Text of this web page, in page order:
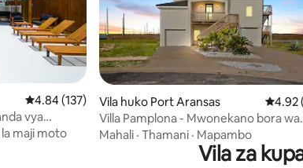
Ukadiriaji wa wastani wa 4.84 kati ya 5, tathmini 137
4.84 (137)
vya
la maji moto
Vila huko Port Aransas
4.92
Villa Pamplona - Mwonekano bora wa
Ghuba na Ziwa la Kibinafsi
Mahali · Thamani · Mapambo
Vila za